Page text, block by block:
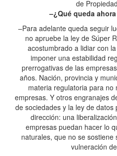
de
–¿Qué queda
–Para adelante queda seguir
no apruebe la ley de Súper
acostumbrado a lidiar con
imponer una estabilidad
prerrogativas de las
años. Nación, provincia y
materia regulatoria para no
empresas. Y otros engranajes
de sociedades y la ley de
dirección: una
empresas puedan hacer lo
naturales, que no se
vulneración